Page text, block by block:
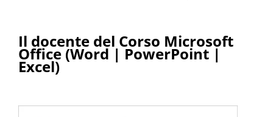
Il docente del Corso Microsoft
Office (Word | PowerPoint |
Excel)